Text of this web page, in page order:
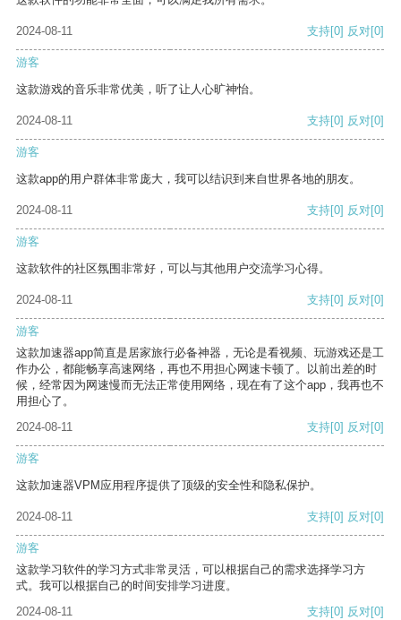
2024-08-11 支持[0] 反对[0]
游客
这款游戏的音乐非常优美，听了让人心旷神怡。
2024-08-11 支持[0] 反对[0]
游客
这款app的用户群体非常庞大，我可以结识到来自世界各地的朋友。
2024-08-11 支持[0] 反对[0]
游客
这款软件的社区氛围非常好，可以与其他用户交流学习心得。
2024-08-11 支持[0] 反对[0]
游客
这款加速器app简直是居家旅行必备神器，无论是看视频、玩游戏还是工
作办公，都能畅享高速网络，再也不用担心网速卡顿了。以前出差的时
候，经常因为网速慢而无法正常使用网络，现在有了这个app，我再也不
用担心了。
2024-08-11
支持[0] 反对[0]
游客
这款加速器VPM应用程序提供了顶级的安全性和隐私保护。
2024-08-11 支持[0] 反对[0]
游客
这款学习软件的学习方式非常灵活，可以根据自己的需求选择学习方
式。我可以根据自己的时间安排学习进度。
2024-08-11
支持[0] 反对[0]